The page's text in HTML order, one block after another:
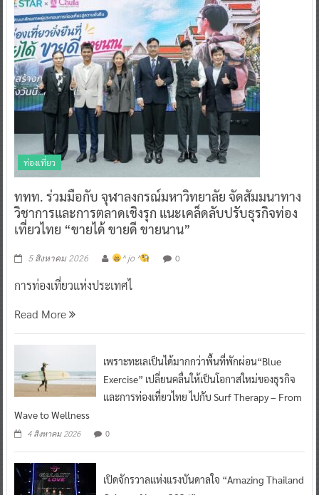
ท่องเที่ยว
ททท. ร่วมมือกับ จุฬาลงกรณ์มหาวิทยาลัย จัดสัมมนาทาง
วิชาการและการตลาดเชิงรุก แนะเคล็ดลับปรับธุรกิจท่อง
เที่ยวไทย “ขายได้ ขายดี ขายนาน”
5 สิงหาคม 2026 ^ jo ^ 0
การท่องเที่ยวแห่งประเทศไ
Read More
เพราะทะเลเป็นได้มากกว่าพื้นที่พักผ่อน“Blue
Exercise” เปลี่ยนคลื่นให้เป็นโอกาสใหม่ของธุรกิจ
และการท่องเที่ยวไทย ไปกับ Surf Therapy – From
Wave to Wellness
4 สิงหาคม 2026 0
เปิดจักรวาลแห่งแรงบันดาลใจ “Amazing Thailand